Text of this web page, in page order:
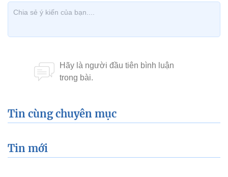
Tin cùng chuyên mục
Tin mới